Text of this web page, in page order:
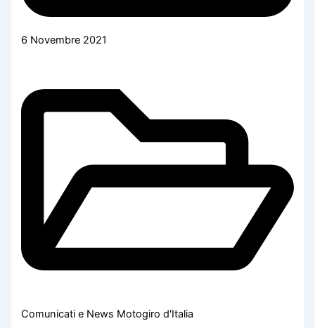
6 Novembre 2021
Comunicati e News Motogiro d'Italia